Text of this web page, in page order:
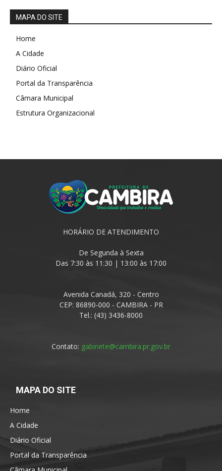
MAPA DO SITE
Home
A Cidade
Diário Oficial
Portal da Transparência
Câmara Municipal
Estrutura Organizacional
HORÁRIO DE ATENDIMENTO
De Segunda à Sexta
Das 7:30 às 11:30 | 13:00 às 17:00
Avenida Canadá, 320 - Centro
CEP: 86890-000 - CAMBIRA - PR
Tel.: (43) 3436-8000
Contato: gabinete@cambira.pr.gov.br
MAPA DO SITE
Home
A Cidade
Diário Oficial
Portal da Transparência